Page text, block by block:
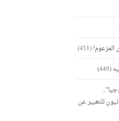
المزعوم!(451)
(449)
للتعبير عن